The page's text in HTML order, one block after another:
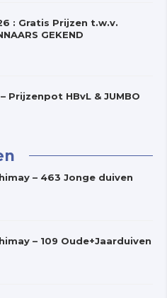
: Gratis Prijzen t.w.v.
GEKEND
Prijzenpot HBvL & JUMBO
– 463 Jonge duiven
– 109 Oude+Jaarduiven